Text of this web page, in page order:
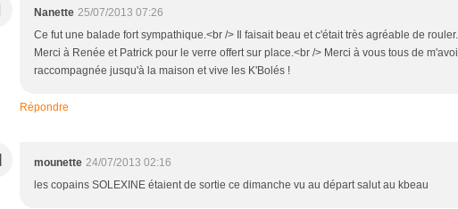
Nanette 25/07/2013 07:26
Ce fut une balade fort sympathique.<br /> Il faisait beau et c'était très agréable de
Merci à Renée et Patrick pour le verre offert sur place.<br /> Merci à vous tous de
raccompagnée jusqu'à la maison et vive les K'Bolés !
Répondre
mounette 24/07/2013 02:16
les copains SOLEXINE étaient de sortie ce dimanche vu au départ salut au kbeau